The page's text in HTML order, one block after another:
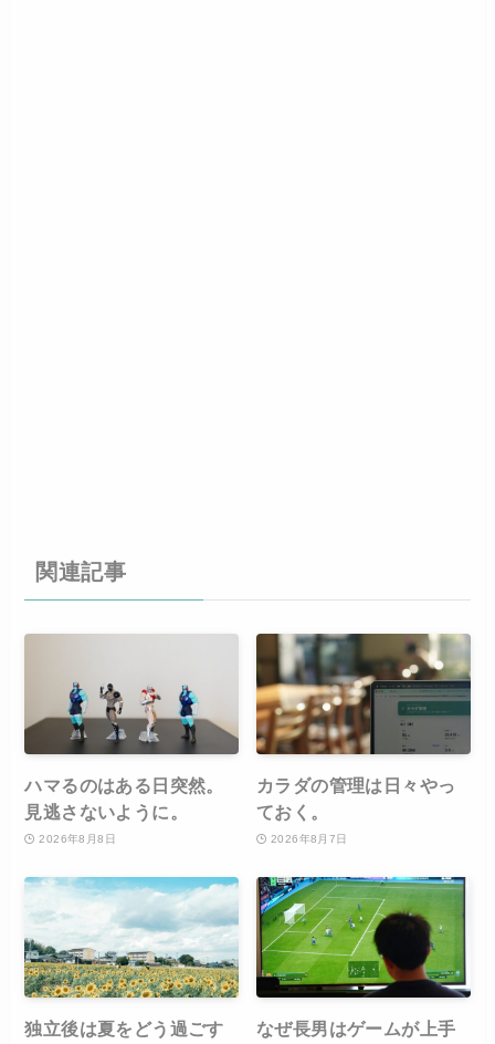
関連記事
ハマるのはある日突然。
見逃さないように。
2026年8月8日
カラダの管理は日々やっ
ておく。
2026年8月7日
独立後は夏をどう過ごす
なぜ長男はゲームが上手